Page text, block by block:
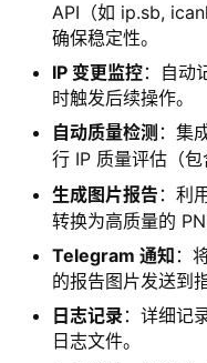
API（如 ip.sb,
确保稳定性。
IP 变更监控：自动
时触发后续操作。
自动质量检测 ：集
行 IP 质量评估（包
生成图片报告 ：利用
转换为高质量的
Telegram 通知 ：
的报告图片发送到
日志记录 ：详细记
日志文件。